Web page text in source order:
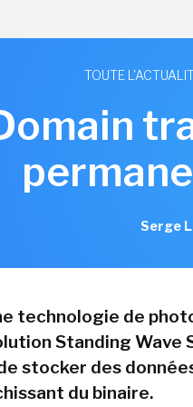
TOUTE
Serge
technologie de
Standing Wave
stocker des
du binaire.